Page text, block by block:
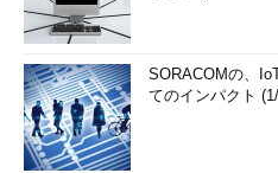
SORACOMの、
てのインパクト